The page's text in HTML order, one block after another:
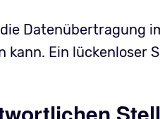
Datenübertragung
kann. Ein